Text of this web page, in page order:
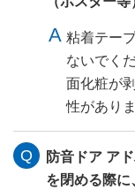
粘着テー
ないでく
面化粧が
性がありま
防音ドア ア
を閉める際